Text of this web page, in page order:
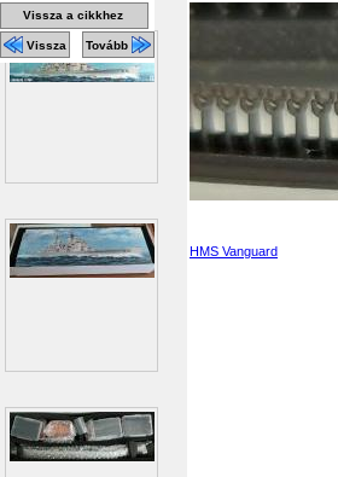
HMS Vanguard
Vissza a cikkhez
Vissza Tovább